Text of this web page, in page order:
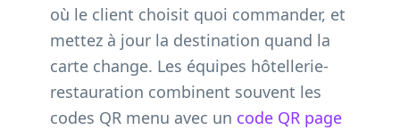
où le client choisit quoi commander, et
mettez à jour la destination quand la
carte change. Les équipes hôtellerie-
restauration combinent souvent les
codes QR menu avec un code QR page